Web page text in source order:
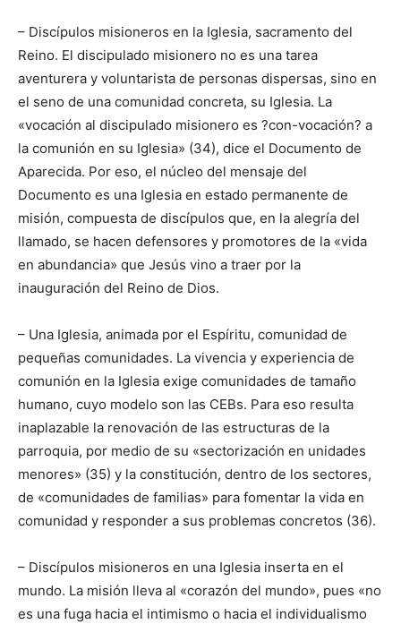
– Discípulos misioneros en la Iglesia, sacramento del
Reino. El discipulado misionero no es una tarea
aventurera y voluntarista de personas dispersas, sino en
el seno de una comunidad concreta, su Iglesia. La
«vocación al discipulado misionero es ?con-vocación? a
la comunión en su Iglesia» (34), dice el Documento de
Aparecida. Por eso, el núcleo del mensaje del
Documento es una Iglesia en estado permanente de
misión, compuesta de discípulos que, en la alegría del
llamado, se hacen defensores y promotores de la «vida
en abundancia» que Jesús vino a traer por la
inauguración del Reino de Dios.
– Una Iglesia, animada por el Espíritu, comunidad de
pequeñas comunidades. La vivencia y experiencia de
comunión en la Iglesia exige comunidades de tamaño
humano, cuyo modelo son las CEBs. Para eso resulta
inaplazable la renovación de las estructuras de la
parroquia, por medio de su «sectorización en unidades
menores» (35) y la constitución, dentro de los sectores,
de «comunidades de familias» para fomentar la vida en
comunidad y responder a sus problemas concretos (36).
– Discípulos misioneros en una Iglesia inserta en el
mundo. La misión lleva al «corazón del mundo», pues «no
es una fuga hacia el intimismo o hacia el individualismo